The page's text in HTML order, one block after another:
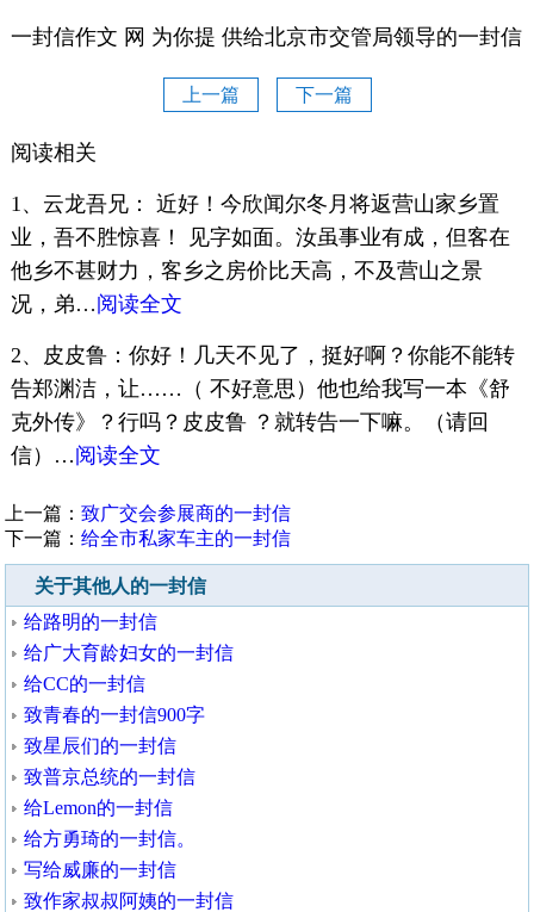
一封信作文 网 为你提 供给北京市交管局领导的一封信
上一篇 下一篇
阅读相关
1、云龙吾兄： 近好！今欣闻尔冬月将返营山家乡置
业，吾不胜惊喜！ 见字如面。汝虽事业有成，但客在
他乡不甚财力，客乡之房价比天高，不及营山之景
况，弟…阅读全文
2、皮皮鲁：你好！几天不见了，挺好啊？你能不能转
告郑渊洁，让……（ 不好意思）他也给我写一本《舒
克外传》？行吗？皮皮鲁 ？就转告一下嘛。（请回
信）…阅读全文
上一篇：致广交会参展商的一封信
下一篇：给全市私家车主的一封信
关于其他人的一封信
给路明的一封信
给广大育龄妇女的一封信
给CC的一封信
致青春的一封信900字
致星辰们的一封信
致普京总统的一封信
给Lemon的一封信
给方勇琦的一封信。
写给威廉的一封信
致作家叔叔阿姨的一封信